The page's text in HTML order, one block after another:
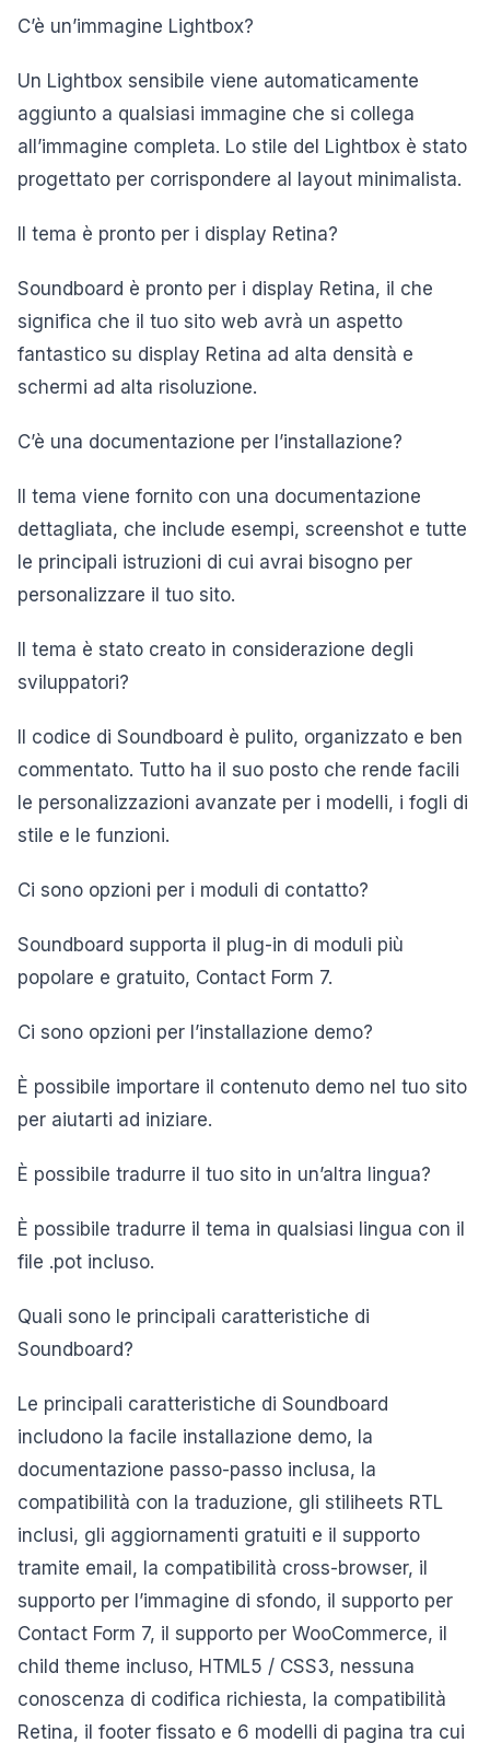
C’è un’immagine Lightbox?
Un Lightbox sensibile viene automaticamente
aggiunto a qualsiasi immagine che si collega
all’immagine completa. Lo stile del Lightbox è stato
progettato per corrispondere al layout minimalista.
Il tema è pronto per i display Retina?
Soundboard è pronto per i display Retina, il che
significa che il tuo sito web avrà un aspetto
fantastico su display Retina ad alta densità e
schermi ad alta risoluzione.
C’è una documentazione per l’installazione?
Il tema viene fornito con una documentazione
dettagliata, che include esempi, screenshot e tutte
le principali istruzioni di cui avrai bisogno per
personalizzare il tuo sito.
Il tema è stato creato in considerazione degli
sviluppatori?
Il codice di Soundboard è pulito, organizzato e ben
commentato. Tutto ha il suo posto che rende facili
le personalizzazioni avanzate per i modelli, i fogli di
stile e le funzioni.
Ci sono opzioni per i moduli di contatto?
Soundboard supporta il plug-in di moduli più
popolare e gratuito, Contact Form 7.
Ci sono opzioni per l’installazione demo?
È possibile importare il contenuto demo nel tuo sito
per aiutarti ad iniziare.
È possibile tradurre il tuo sito in un’altra lingua?
È possibile tradurre il tema in qualsiasi lingua con il
file .pot incluso.
Quali sono le principali caratteristiche di
Soundboard?
Le principali caratteristiche di Soundboard
includono la facile installazione demo, la
documentazione passo-passo inclusa, la
compatibilità con la traduzione, gli stiliheets RTL
inclusi, gli aggiornamenti gratuiti e il supporto
tramite email, la compatibilità cross-browser, il
supporto per l’immagine di sfondo, il supporto per
Contact Form 7, il supporto per WooCommerce, il
child theme incluso, HTML5 / CSS3, nessuna
conoscenza di codifica richiesta, la compatibilità
Retina, il footer fissato e 6 modelli di pagina tra cui